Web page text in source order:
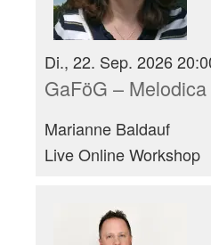
Di., 22. Sep. 2026
GaFöG –
Marianne Baldauf
Live Online Workshop